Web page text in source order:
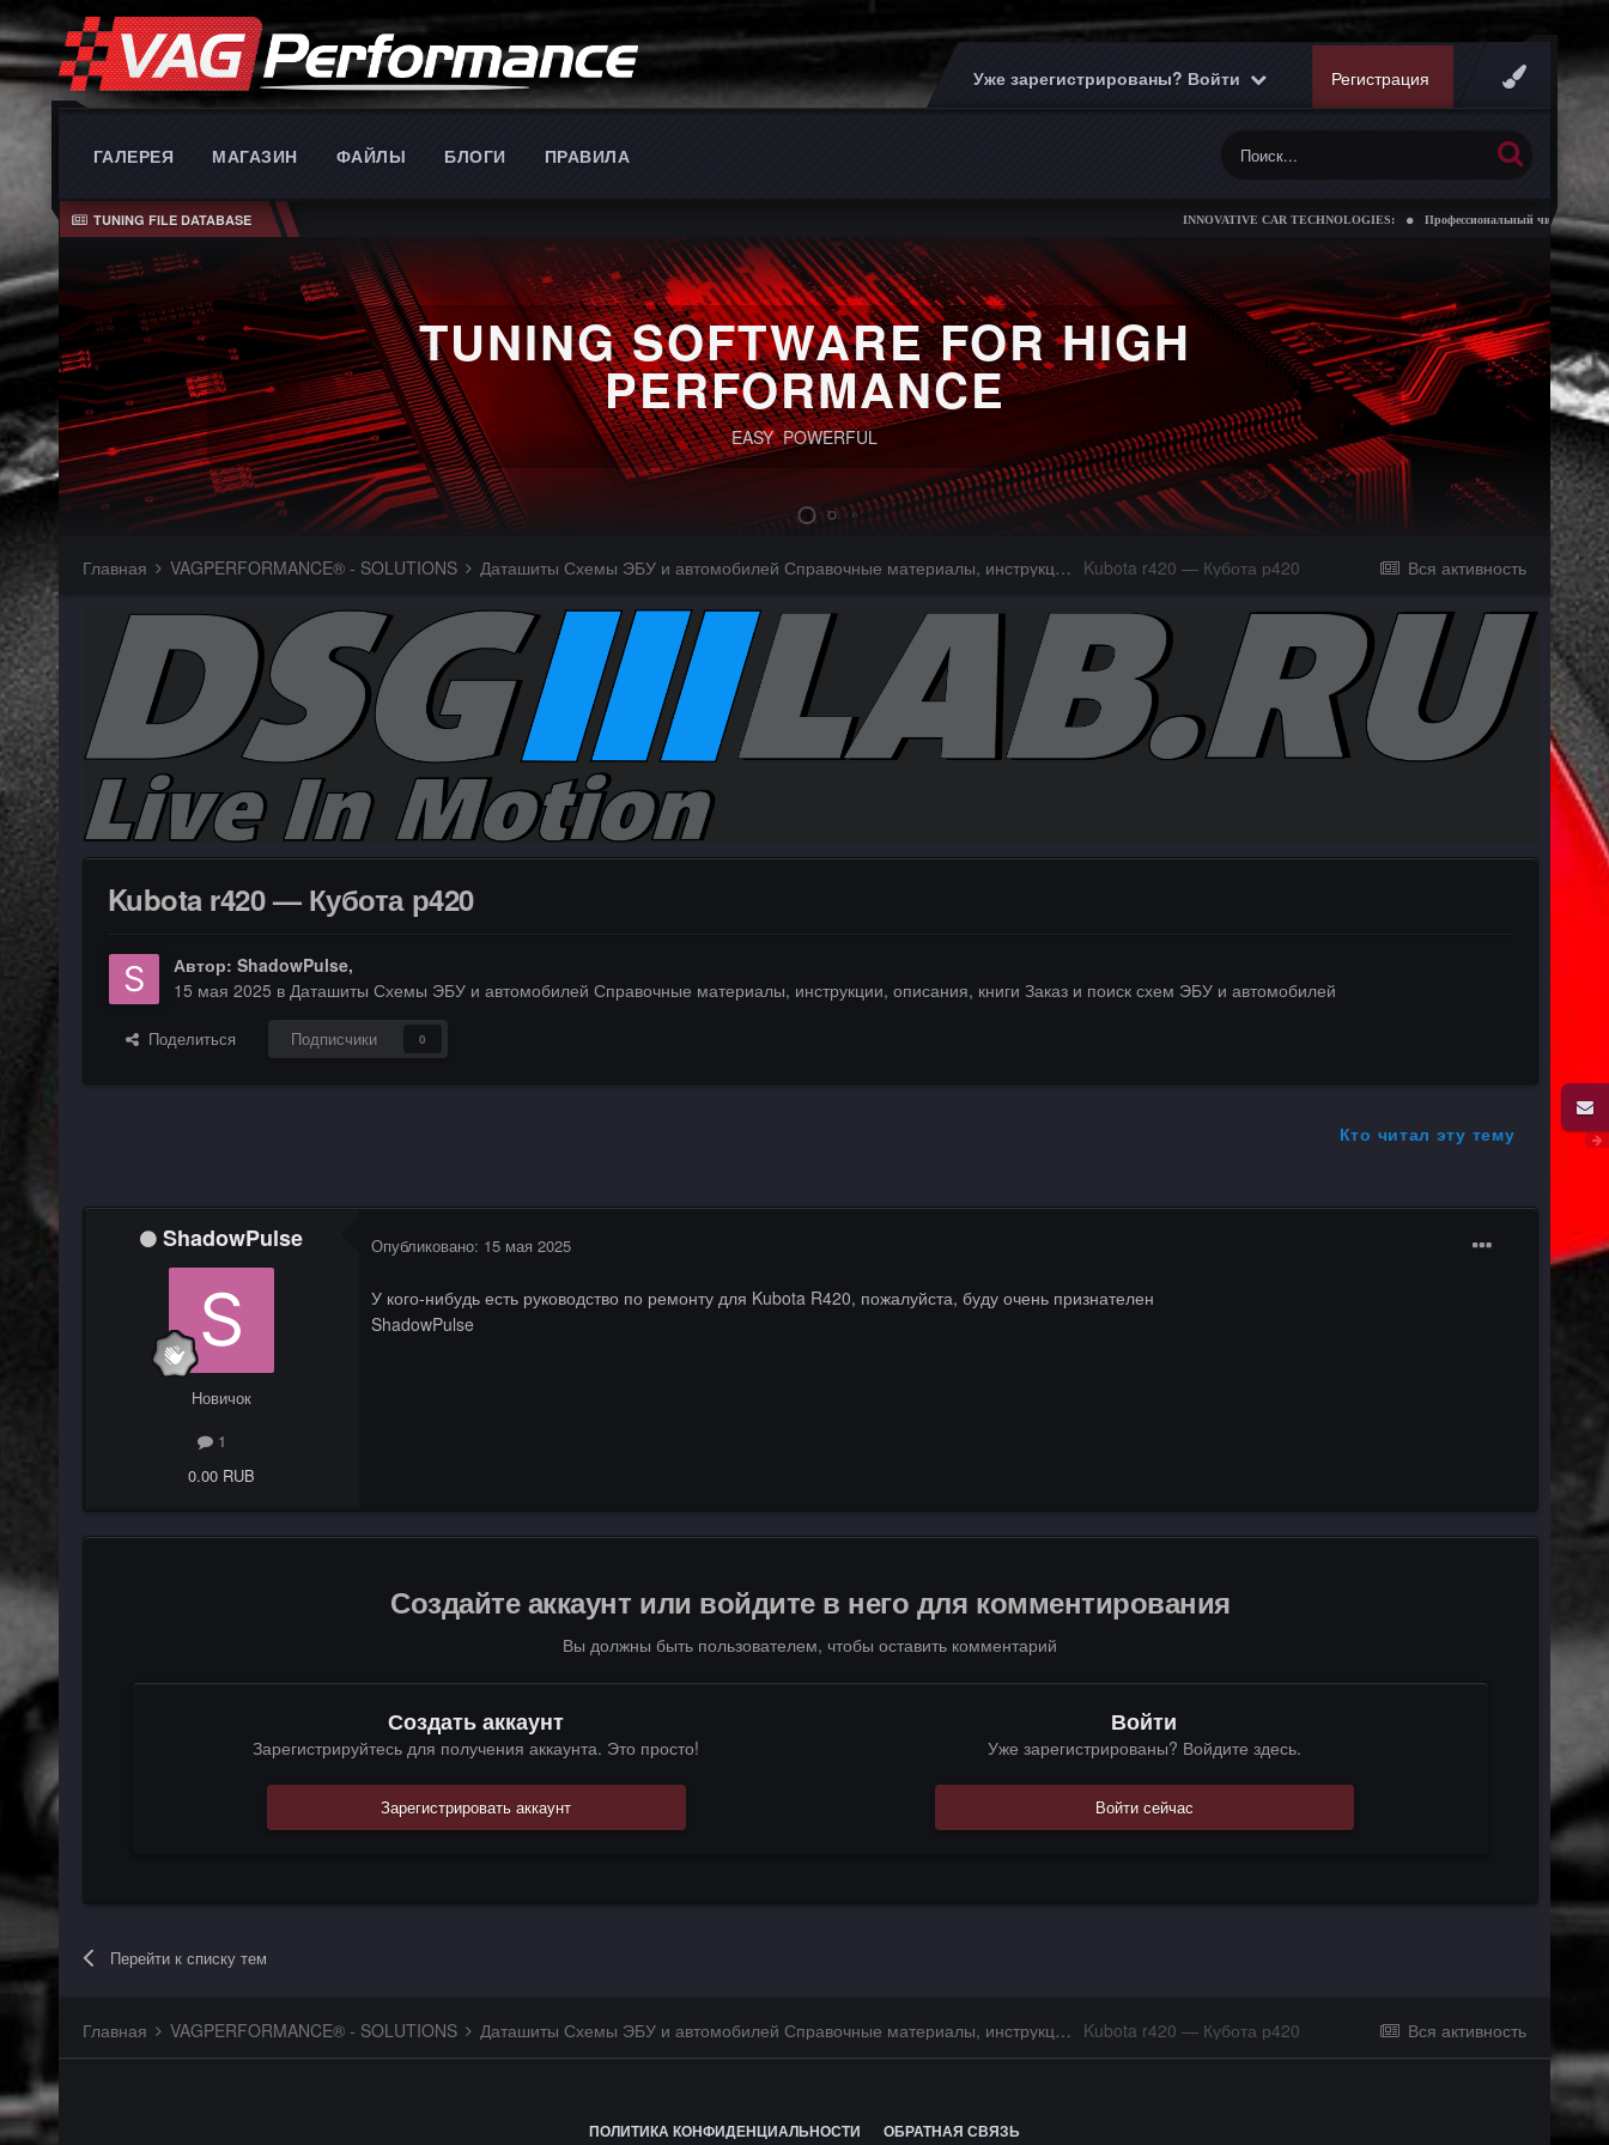
Уже зарегистрированы? Войти Регистрация
ГАЛЕРЕЯ МАГАЗИН ФАЙЛЫ БЛОГИ ПРАВИЛА
TUNING FILE DATABASE INNOVATIVE CAR TECHNOLOGIES: Профессиональный чип тюнинг
TUNING SOFTWARE FOR HIGH
PERFORMANCE
EASY POWERFUL
Вся активность
Главная VAGPERFORMANCE® - SOLUTIONS Даташиты Схемы ЭБУ и автомобилей Справочные материалы, инструкции, описания, книги Заказ и поиск схем ЭБУ и автомобилей Kubota r420 — Кубота р420
Kubota r420 — Кубота р420
Автор: ShadowPulse,
15 мая 2025 в Даташиты Схемы ЭБУ и автомобилей Справочные материалы, инструкции, описания, книги Заказ и поиск схем ЭБУ и автомобилей
Поделиться Подписчики 0
Кто читал эту тему
ShadowPulse
Новичок
1
0.00 RUB
Опубликовано: 15 мая 2025
У кого-нибудь есть руководство по ремонту для Kubota R420, пожалуйста, буду очень признателен
ShadowPulse
Создайте аккаунт или войдите в него для комментирования
Вы должны быть пользователем, чтобы оставить комментарий
Создать аккаунт
Зарегистрируйтесь для получения аккаунта. Это просто!
Зарегистрировать аккаунт
Войти
Уже зарегистрированы? Войдите здесь.
Войти сейчас
Перейти к списку тем
Вся активность
Главная VAGPERFORMANCE® - SOLUTIONS Даташиты Схемы ЭБУ и автомобилей Справочные материалы, инструкции, описания, книги Заказ и поиск схем ЭБУ и автомобилей Kubota r420 — Кубота р420
ПОЛИТИКА КОНФИДЕНЦИАЛЬНОСТИ ОБРАТНАЯ СВЯЗЬ